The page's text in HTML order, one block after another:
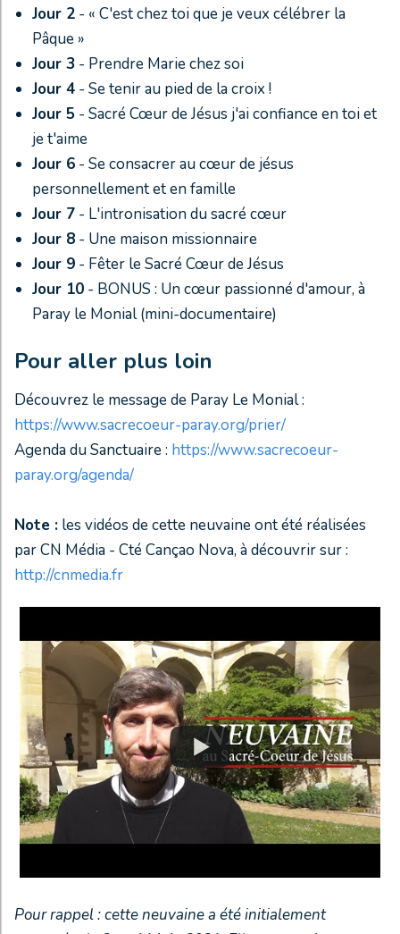
Jour 2 - « C'est chez toi que je veux célébrer la
Pâque »
Jour 3 - Prendre Marie chez soi
Jour 4 - Se tenir au pied de la croix !
Jour 5 - Sacré Cœur de Jésus j'ai confiance en toi et
je t'aime
Jour 6 - Se consacrer au cœur de jésus
personnellement et en famille
Jour 7 - L'intronisation du sacré cœur
Jour 8 - Une maison missionnaire
Jour 9 - Fêter le Sacré Cœur de Jésus
Jour 10 - BONUS : Un cœur passionné d'amour, à
Paray le Monial (mini-documentaire)
Pour aller plus loin
Découvrez le message de Paray Le Monial :
https://www.sacrecoeur-paray.org/prier/
Agenda du Sanctuaire : https://www.sacrecoeur-
paray.org/agenda/
Note : les vidéos de cette neuvaine ont été réalisées
par CN Média - Cté Cançao Nova, à découvrir sur :
http://cnmedia.fr
Pour rappel : cette neuvaine a été initialement